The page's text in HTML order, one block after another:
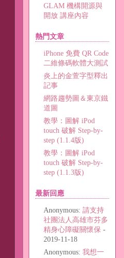
GLAM 機構開源與
開放 講座內容
熱門文章
iPhone 免費 QR Code
二維條碼軟體大測試
炎上的金萱字型釋出
記事
網路趨勢圖＆東京鐵
道圖
教學：圖解 iPod
touch 破解 Step-by-
step (1.1.4版)
教學：圖解 iPod
touch 破解 Step-by-
step (1.1.3版)
最新回應
Anonymous: 請支持
社團法人高雄市芬多
精身心障礙關懷保 -
2019-11-18
Anonymous: 我想一